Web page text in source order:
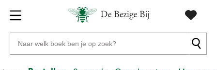
Gratis
verzending
vanaf
20
euro
Zoeken
naar